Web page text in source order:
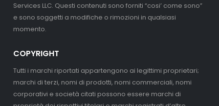
Services LLC. Questi contenuti sono forniti “cosi’ come sono”
e sono soggetti a modifiche o rimozioni in qualsiasi
momento.
COPYRIGHT
Tutti i marchi riportati appartengono ai legittimi proprietari;
marchi di terzi, nomi di prodotti, nomi commerciali, nomi
corporativi e società citati possono essere marchi di